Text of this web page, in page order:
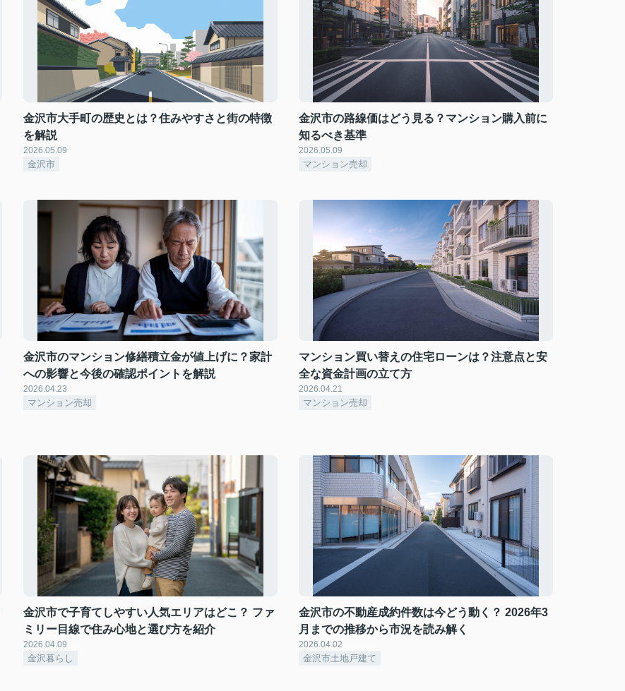
金沢市大手町の歴史とは？住みやすさと街の特徴
を解説
2026.05.09
金沢市
金沢市の路線価はどう見る？マンション購入前に
知るべき基準
2026.05.09
マンション売却
金沢市のマンション修繕積立金が値上げに？家計
への影響と今後の確認ポイントを解説
2026.04.23
マンション売却
マンション買い替えの住宅ローンは？注意点と安
全な資金計画の立て方
2026.04.21
マンション売却
金沢市で子育てしやすい人気エリアはどこ？ ファ
ミリー目線で住み心地と選び方を紹介
2026.04.09
金沢暮らし
金沢市の不動産成約件数は今どう動く？ 2026年3
月までの推移から市況を読み解く
2026.04.02
金沢市土地戸建て